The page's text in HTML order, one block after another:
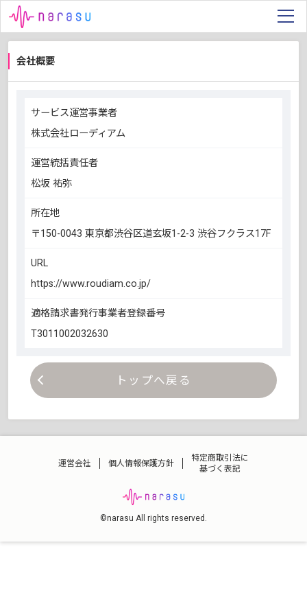
会社概要
サービス運営事業者
株式会社ローディアム
運営統括責任者
松坂 祐弥
所在地
〒150-0043 東京都渋谷区道玄坂1-2-3 渋谷フクラス17F
URL
https://www.roudiam.co.jp/
適格請求書発行事業者登録番号
T3011002032630
トップへ戻る
運営会社 個人情報保護方針
特定商取引法に
基づく表記
©narasu All rights reserved.